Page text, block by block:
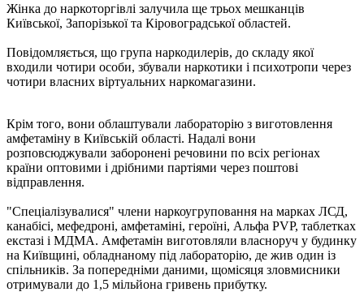
Жінка до наркоторгівлі залучила ще трьох мешканців
Київської, Запорізької та Кіровоградської областей.
Повідомляється, що група наркодилерів, до складу якої
входили чотири особи, збували наркотики і психотропи через
чотири власних віртуальних наркомагазини.
Крім того, вони облаштували лабораторію з виготовлення
амфетаміну в Київській області. Надалі вони
розповсюджували заборонені речовини по всіх регіонах
країни оптовими і дрібними партіями через поштові
відправлення.
"Спеціалізувалися" члени наркоугруповання на марках ЛСД,
канабісі, мефедроні, амфетаміні, героїні, Альфа PVP, таблетках
екстазі і МДМА. Амфетамін виготовляли власноруч у будинку
на Київщині, обладнаному під лабораторію, де жив один із
спільників. За попередніми даними, щомісяця зловмисники
отримували до 1,5 мільйона гривень прибутку.